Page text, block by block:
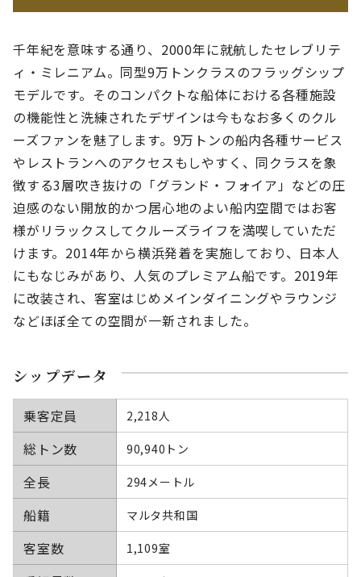
千年紀を意味する通り、2000年に就航したセレブリテ
ィ・ミレニアム。同型9万トンクラスのフラッグシップ
モデルです。そのコンパクトな船体における各種施設
の機能性と洗練されたデザインは今もなお多くのクル
ーズファンを魅了します。9万トンの船内各種サービス
やレストランへのアクセスもしやすく、同クラスを象
徴する3層吹き抜けの「グランド・フォイア」などの圧
迫感のない開放的かつ居心地のよい船内空間ではお客
様がリラックスしてクルーズライフを満喫していただ
けます。2014年から横浜発着を実施しており、日本人
にもなじみがあり、人気のプレミアム船です。2019年
に改装され、客室はじめメインダイニングやラウンジ
などほぼ全ての空間が一新されました。
シップデータ
乗客定員 2,218人
総トン数 90,940トン
全長 294メートル
船籍 マルタ共和国
客室数 1,109室